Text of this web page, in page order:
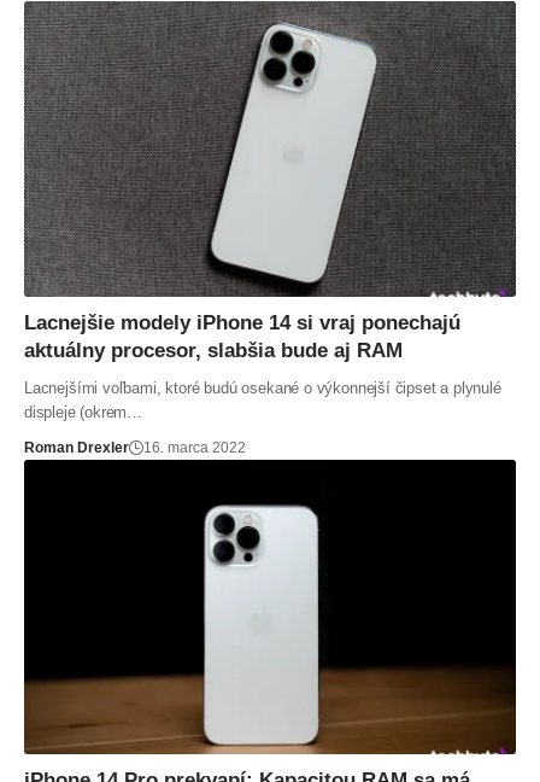
Lacnejšie modely iPhone 14 si vraj ponechajú
aktuálny procesor, slabšia bude aj RAM
Lacnejšími voľbami, ktoré budú osekané o výkonnejší čipset a plynulé
displeje (okrem…
Roman Drexler 16. marca 2022